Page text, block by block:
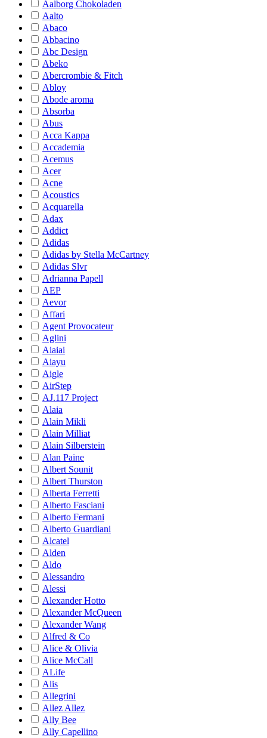
Aalborg Chokoladen
Aalto
Abaco
Abbacino
Abc Design
Abeko
Abercrombie & Fitch
Abloy
Abode aroma
Absorba
Abus
Acca Kappa
Accademia
Acemus
Acer
Acne
Acoustics
Acquarella
Adax
Addict
Adidas
Adidas by Stella McCartney
Adidas Slvr
Adrianna Papell
AEP
Aevor
Affari
Agent Provocateur
Aglini
Aiaiai
Aiayu
Aigle
AirStep
AJ.117 Project
Alaia
Alain Mikli
Alain Milliat
Alain Silberstein
Alan Paine
Albert Sounit
Albert Thurston
Alberta Ferretti
Alberto Fasciani
Alberto Fermani
Alberto Guardiani
Alcatel
Alden
Aldo
Alessandro
Alessi
Alexander Hotto
Alexander McQueen
Alexander Wang
Alfred & Co
Alice & Olivia
Alice McCall
ALife
Alis
Allegrini
Allez Allez
Ally Bee
Ally Capellino